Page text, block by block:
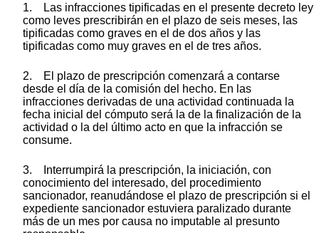
1. Las infracciones tipificadas en el presente decreto ley
como leves prescribirán en el plazo de seis meses, las
tipificadas como graves en el de dos años y las
tipificadas como muy graves en el de tres años.
2. El plazo de prescripción comenzará a contarse
desde el día de la comisión del hecho. En las
infracciones derivadas de una actividad continuada la
fecha inicial del cómputo será la de la finalización de la
actividad o la del último acto en que la infracción se
consume.
3. Interrumpirá la prescripción, la iniciación, con
conocimiento del interesado, del procedimiento
sancionador, reanudándose el plazo de prescripción si el
expediente sancionador estuviera paralizado durante
más de un mes por causa no imputable al presunto